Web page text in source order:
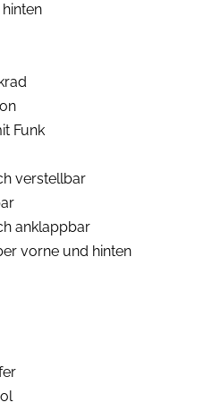
Funk
verstellbar
anklappbar
vorne und hinten